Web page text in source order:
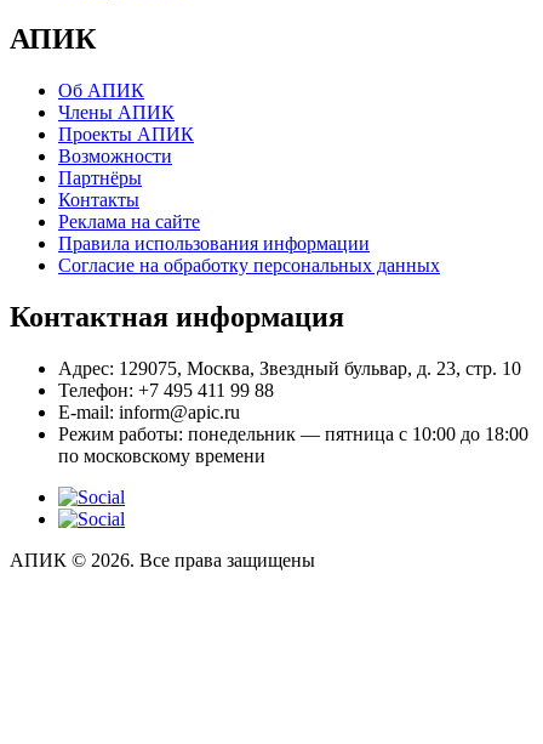
АПИК
Об АПИК
Члены АПИК
Проекты АПИК
Возможности
Партнёры
Контакты
Реклама на сайте
Правила использования информации
Согласие на обработку персональных данных
Контактная информация
Адрес: 129075, Москва, Звездный бульвар, д. 23, стр. 10
Телефон: +7 495 411 99 88
E-mail: inform@apic.ru
Режим работы: понедельник — пятница с 10:00 до 18:00
по московскому времени
АПИК © 2026. Все права защищены